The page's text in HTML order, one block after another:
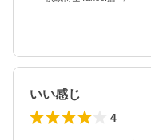
いい感じ
4